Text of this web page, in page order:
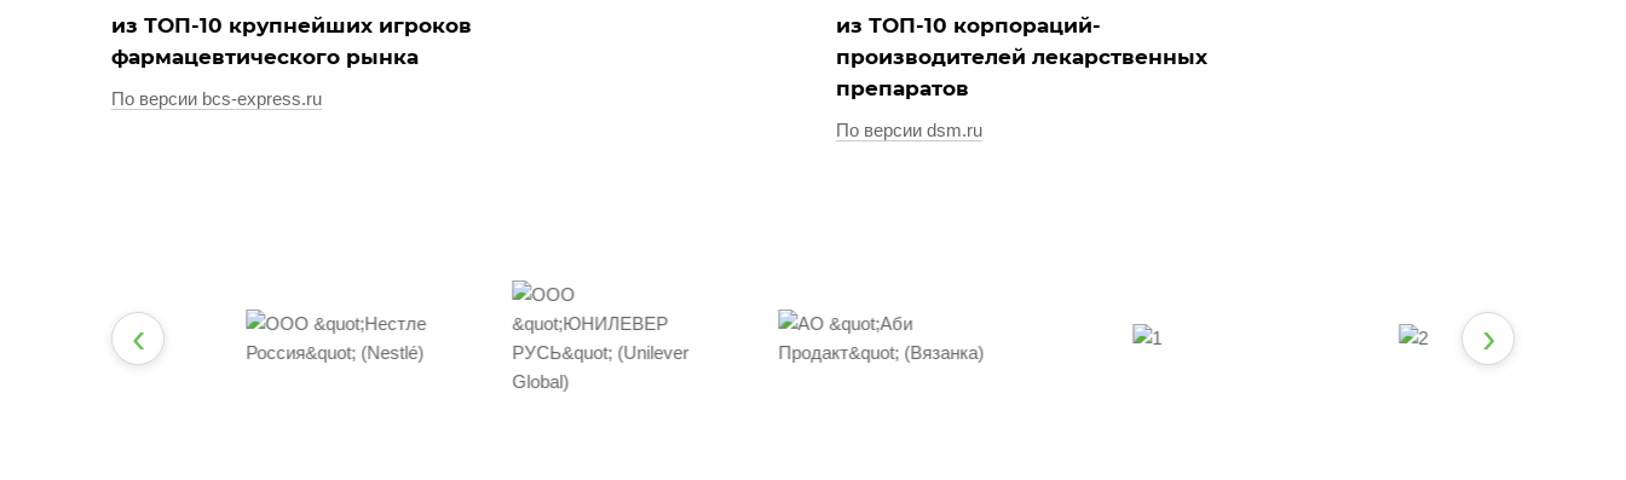
из ТОП-10 крупнейших игроков
фармацевтического рынка
По версии bcs-express.ru
из ТОП-10 корпораций-
производителей лекарственных
препаратов
По версии dsm.ru
‹ ›